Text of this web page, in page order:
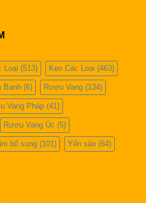
Loại (513) Kẹo Các Loại (463)
Banh (6) Rượu Vang (134)
Vang Pháp (41)
Rượu Vang Úc (5)
bổ sung (101) Yến sào (64)